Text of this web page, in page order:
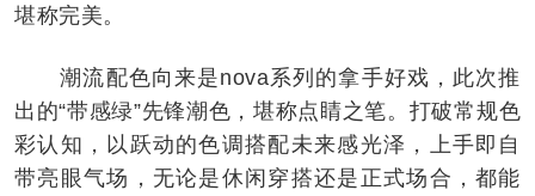
堪称完美。
潮流配色向来是nova系列的拿手好戏，此次推
出的“带感绿”先锋潮色，堪称点睛之笔。打破常规色
彩认知，以跃动的色调搭配未来感光泽，上手即自
带亮眼气场，无论是休闲穿搭还是正式场合，都能